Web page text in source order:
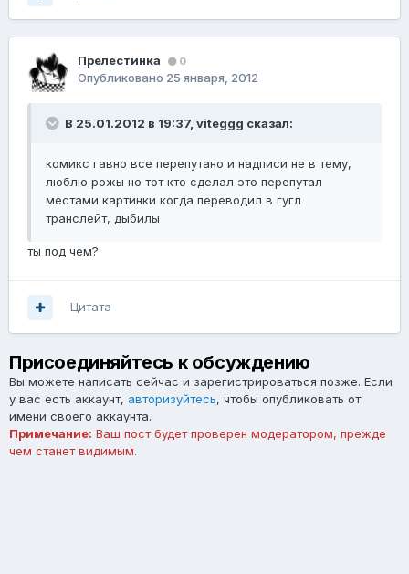
Прелестинка 0
Опубликовано 25 января, 2012
В 25.01.2012 в 19:37, viteggg сказал:
комикс гавно все перепутано и надписи не в тему,
люблю рожы но тот кто сделал это перепутал
местами картинки когда переводил в гугл
транслейт, дыбилы
ты под чем?
Цитата
Присоединяйтесь к обсуждению
Вы можете написать сейчас и зарегистрироваться позже. Если
у вас есть аккаунт, авторизуйтесь, чтобы опубликовать от
имени своего аккаунта.
Примечание: Ваш пост будет проверен модератором, прежде
чем станет видимым.